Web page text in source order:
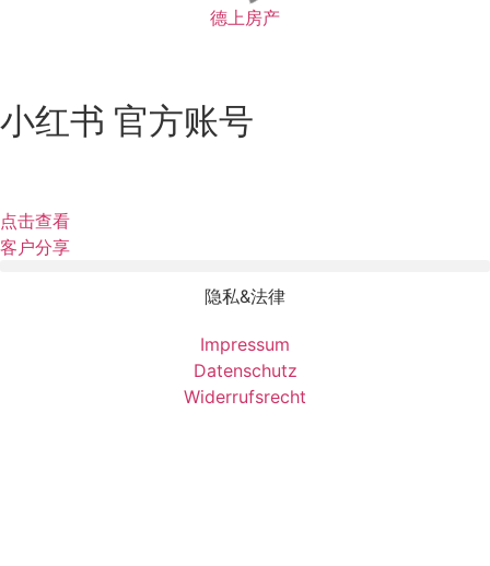
德上房产
小红书 官方账号
点击查看
客户分享
隐私&法律
Impressum
Datenschutz
Widerrufsrecht